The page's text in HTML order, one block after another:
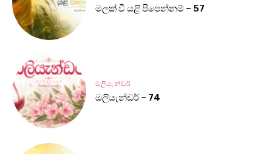
මලක් වී යළි පිපෙන්නම් – 57
ඔලියැන්ඩර්
ඔලියැන්ඩර් – 74